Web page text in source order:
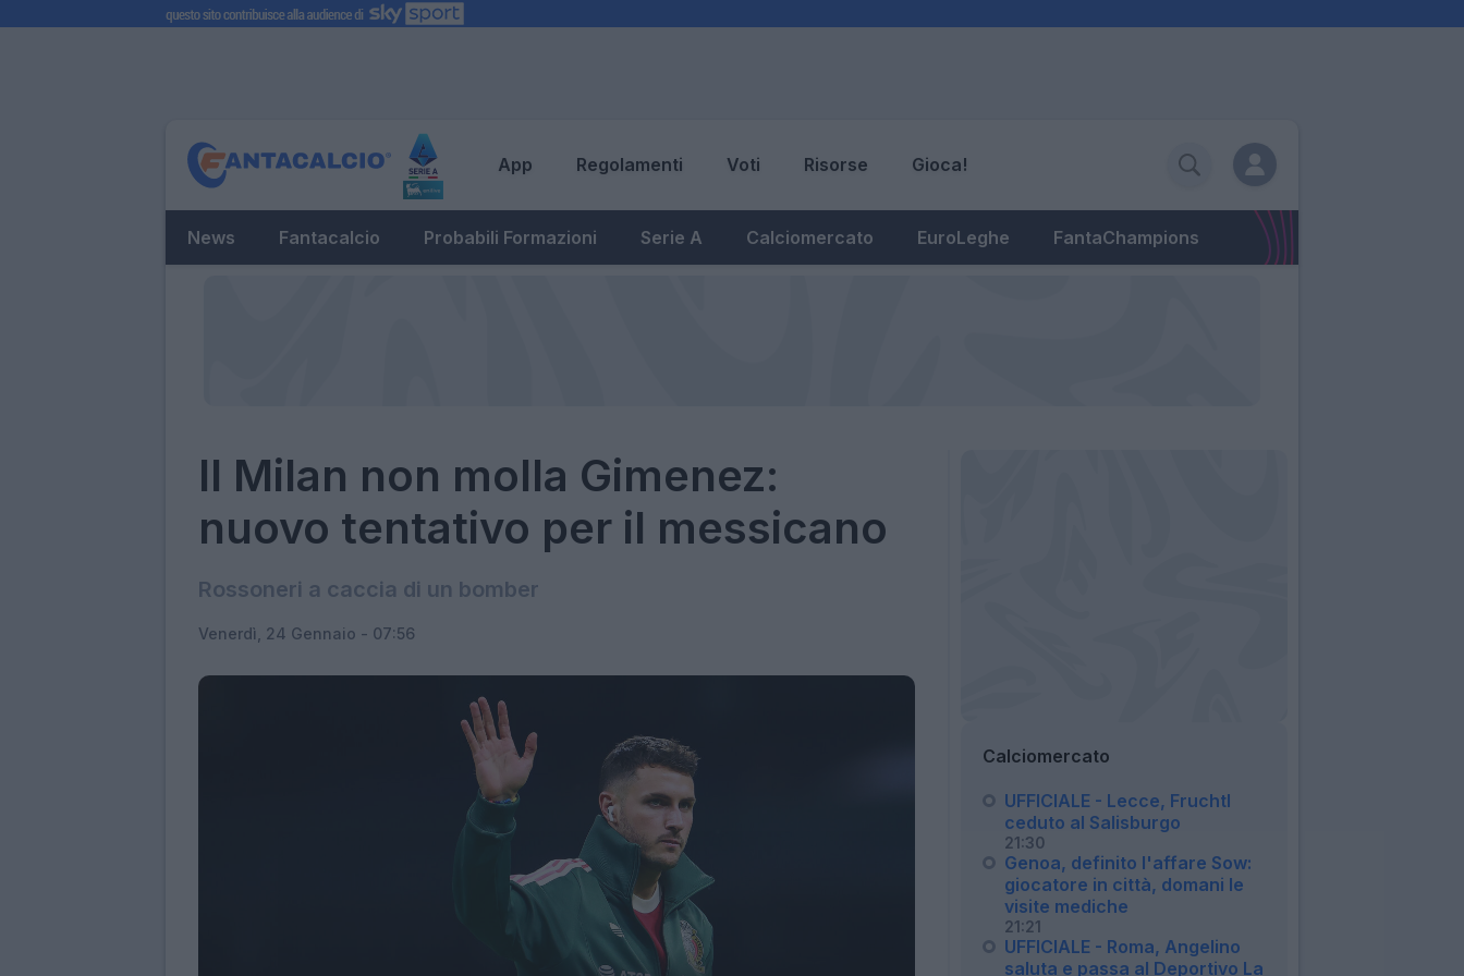
App Regolamenti Voti Risorse Gioca!
News Fantacalcio Probabili Formazioni Serie A Calciomercato EuroLeghe FantaChampions
Il Milan non molla Gimenez:
nuovo tentativo per il messicano
Rossoneri a caccia di un bomber
Venerdì, 24 Gennaio - 07:56
Calciomercato
UFFICIALE - Lecce, Fruchtl
ceduto al Salisburgo
21:30
Genoa, definito l'affare Sow:
giocatore in città, domani le
visite mediche
21:21
UFFICIALE - Roma, Angelino
saluta e passa al Deportivo La